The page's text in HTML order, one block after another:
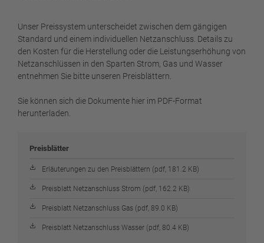
Unser Preissystem unterscheidet zwischen dem gängigen
Standard und einem individuellen Netzanschluss. Details zu
den Kosten für die Herstellung oder die Leistungserhöhung von
Netzanschlüssen in den Sparten Strom, Gas und Wasser
entnehmen Sie bitte unseren Preisblättern.
Sie können sich die Dokumente hier im PDF-Format
herunterladen.
Preisblätter
Erläuterungen zu den Preisblättern (pdf, 181.2 KB)
Preisblatt Netzanschluss Strom (pdf, 162.2 KB)
Preisblatt Netzanschluss Gas (pdf, 89.0 KB)
Preisblatt Netzanschluss Wasser (pdf, 80.4 KB)